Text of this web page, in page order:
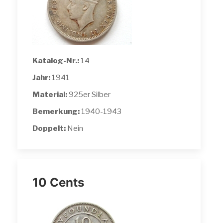
Katalog-Nr.: 14
Jahr: 1941
Material:925er Silber
Bemerkung: 1940-1943
Doppelt: Nein
10 Cents